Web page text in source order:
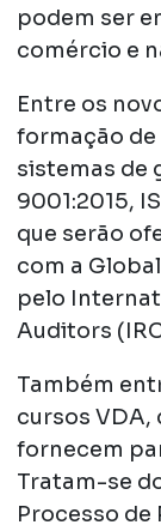
podem ser
comércio e
Entre os
formação
sistemas de
9001:2015,
que serão
com a
pelo
Auditors
Também
cursos VDA,
fornecem
Tratam-se
Processo de